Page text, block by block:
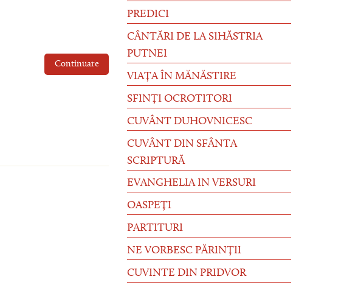
Continuare
PREDICI
CÂNTĂRI DE LA SIHĂSTRIA
PUTNEI
VIAȚA ÎN MĂNĂSTIRE
SFINȚI OCROTITORI
CUVÂNT DUHOVNICESC
CUVÂNT DIN SFÂNTA
SCRIPTURĂ
EVANGHELIA IN VERSURI
OASPEȚI
PARTITURI
NE VORBESC PĂRINȚII
CUVINTE DIN PRIDVOR